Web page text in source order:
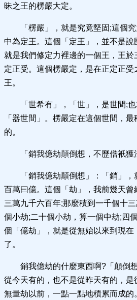
昧之王的楞嚴大定。
「楞嚴」，就是究竟堅固;這個
中為定王。這個「定王」，並不是
就是我們修定力裡邊的一個王，王於
定正受。這個楞嚴定，是在正定正受
王。
「世希有」，「世」，是世間;
「器世間」。楞嚴定在這個世間，
的。
「銷我億劫顛倒想，不歷僧衹獲
「銷我億劫顛倒想」：「銷」
百萬曰億。這個「劫」，我前幾天
三萬九千六百年;那麼積到一千個十
個小劫;二十個小劫，算一個中劫;四
個「億劫」，就是從無始以來到現在
了。
銷我億劫的什麼東西啊?「顛倒
從今天有的，也不是從昨天有的，
無量劫以前，一點一點地積累而成的